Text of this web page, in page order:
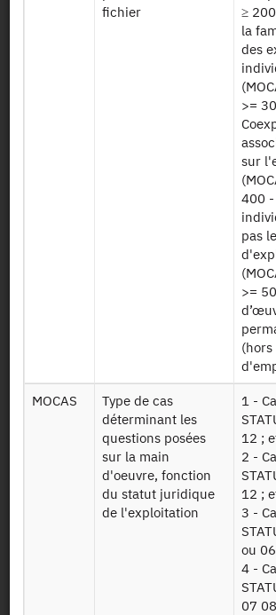
ESEA : Enquête sur la
des Exploitations
, 2013,
1997, 1995, 1993, 1990, 1987, 1985,
Comité du Secret
11/07/2018
Dessin de fichier
Données sur
Structure élevée
Données sur les
fichier
≥
la
des
>=
sur
400
pas
>=
MOCAS
Type de cas
déterminant les
questions posées
sur la main
d'oeuvre, fonction
du statut juridique
de l'exploitation
1 - Cas où
12 ;
2 -
12 ;
3 -
ou 06
4 -
07